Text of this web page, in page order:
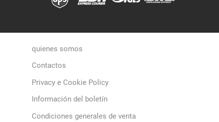
quienes somos
Contactos
Privacy e Cookie Policy
Información del boletín
Condiciones generales de venta